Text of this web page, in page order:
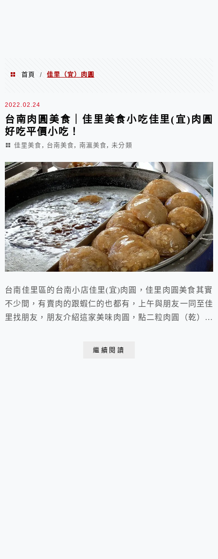
首頁 / 佳里（宜）肉圓
佳里（宜）肉圓
2022.02.24
台南肉圓美食｜佳里美食小吃佳里(宜)肉圓
好吃平價小吃！
佳里美食 , 台南美食, 南瀛美食,未分類
台南佳里區的台南小店佳里(宜)肉圓，佳里肉圓美食其實
不少間，有賣肉的跟蝦仁的也都有，上午與朋友一同至佳
里找朋友，朋友介紹這家美味肉圓，點二粒肉圓（乾）來
繼續閱讀